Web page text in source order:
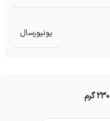
یونیورسال